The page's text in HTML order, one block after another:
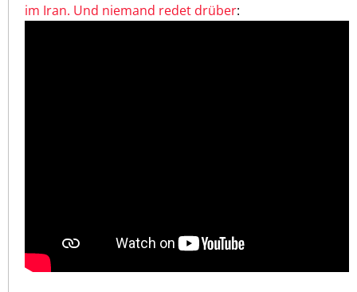
im Iran. Und niemand redet drüber: